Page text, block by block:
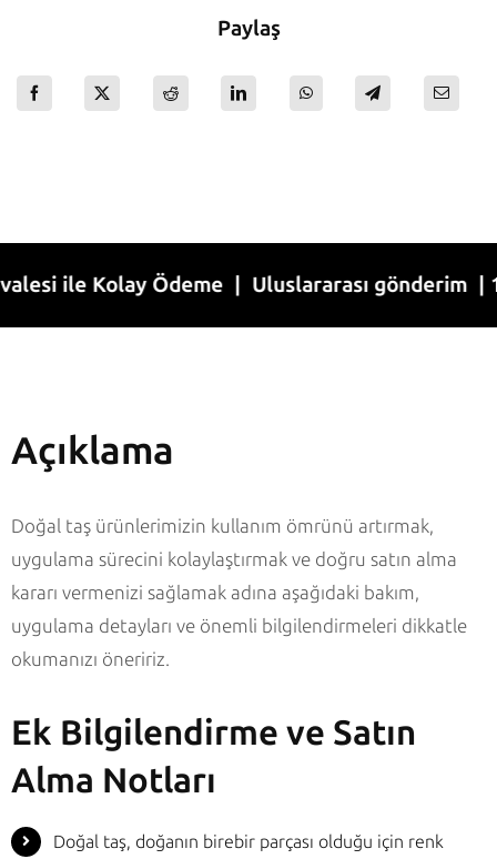
Paylaş
Kolay Ödeme | Uluslararası gönderim | 1-7
Açıklama
Doğal taş ürünlerimizin kullanım ömrünü artırmak,
uygulama sürecini kolaylaştırmak ve doğru satın alma
kararı vermenizi sağlamak adına aşağıdaki bakım,
uygulama detayları ve önemli bilgilendirmeleri dikkatle
okumanızı öneririz.
Ek Bilgilendirme ve Satın
Alma Notları
Doğal taş, doğanın birebir parçası olduğu için renk